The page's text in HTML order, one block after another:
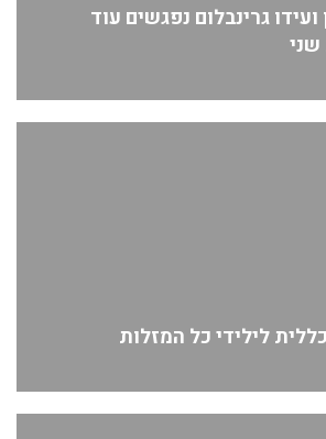
גרינבלום נפגשים עוד
שני
לילידי כל המזלות